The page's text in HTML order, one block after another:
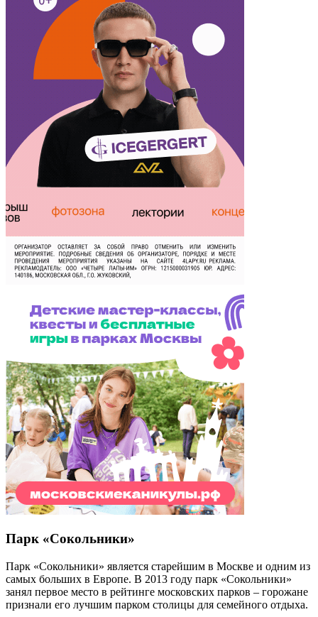
Парк «Сокольники»
Парк «Сокольники» является старейшим в Москве и одним из
самых больших в Европе. В 2013 году парк «Сокольники»
занял первое место в рейтинге московских парков – горожане
признали его лучшим парком столицы для семейного отдыха.